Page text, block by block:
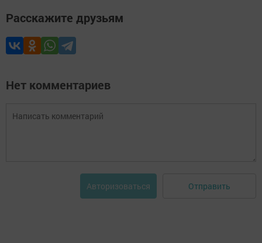
Расскажите друзьям
Нет комментариев
Авторизоваться Отправить